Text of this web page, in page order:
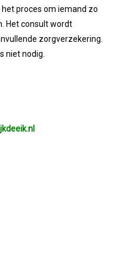
Vouchers
April 2023
proces om iemand zo
Het consult wordt
zorgverzekering.
niet nodig.